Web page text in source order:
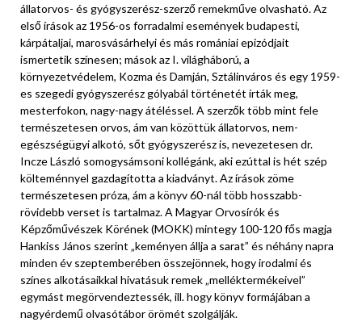
állatorvos- és gyógyszerész-szerző remekműve olvasható. Az
első írások az 1956-os forradalmi események budapesti,
kárpátaljai, marosvásárhelyi és más romániai epizódjait
ismertetik színesen; mások az I. világháború, a
környezetvédelem, Kozma és Damján, Sztálinváros és egy 1959-
es szegedi gyógyszerész gólyabál történetét írták meg,
mesterfokon, nagy-nagy átéléssel. A szerzők több mint fele
természetesen orvos, ám van közöttük állatorvos, nem-
egészségügyi alkotó, sőt gyógyszerész is, nevezetesen dr.
Incze László somogysámsoni kollégánk, aki ezúttal is hét szép
költeménnyel gazdagította a kiadványt. Az írások zöme
természetesen próza, ám a könyv 60-nál több hosszabb-
rövidebb verset is tartalmaz. A Magyar Orvosírók és
Képzőművészek Körének (MOKK) mintegy 100-120 fős magja
Hankiss János szerint „keményen állja a sarat” és néhány napra
minden év szeptemberében összejönnek, hogy irodalmi és
színes alkotásaikkal hivatásuk remek „melléktermékeivel”
egymást megörvendeztessék, ill. hogy könyv formájában a
nagyérdemű olvasótábor örömét szolgálják.